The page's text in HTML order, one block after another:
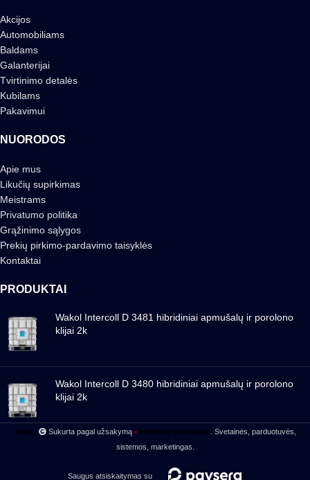
Akcijos
Automobiliams
Baldams
Galanterijai
Tvirtinimo detalės
Kubilams
Pakavimui
NUORODOS
Apie mus
Likučių supirkimas
Meistrams
Privatumo politika
Grąžinimo sąlygos
Prekių pirkimo-pardavimo taisyklės
Kontaktai
PRODUKTAI
Wakol Intercoll D 3481 hibridiniai apmušalų ir porolono
klijai 2k
Wakol Intercoll D 3480 hibridiniai apmušalų ir porolono
klijai 2k
Siteks Sukurta pagal užsakymą -Interneto partizanai . Svetainės, parduotuvės,
sistemos, marketingas.
Saugus atsiskaitymas su